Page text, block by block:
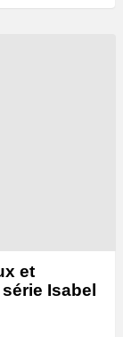
et
Isabel